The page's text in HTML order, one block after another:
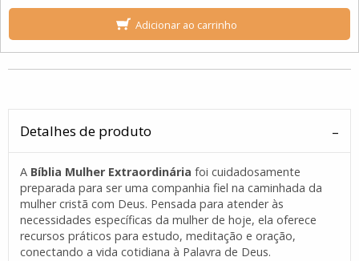
Adicionar ao carrinho
Detalhes de produto
A Bíblia Mulher Extraordinária foi cuidadosamente
preparada para ser uma companhia fiel na caminhada da
mulher cristã com Deus. Pensada para atender às
necessidades específicas da mulher de hoje, ela oferece
recursos práticos para estudo, meditação e oração,
conectando a vida cotidiana à Palavra de Deus.